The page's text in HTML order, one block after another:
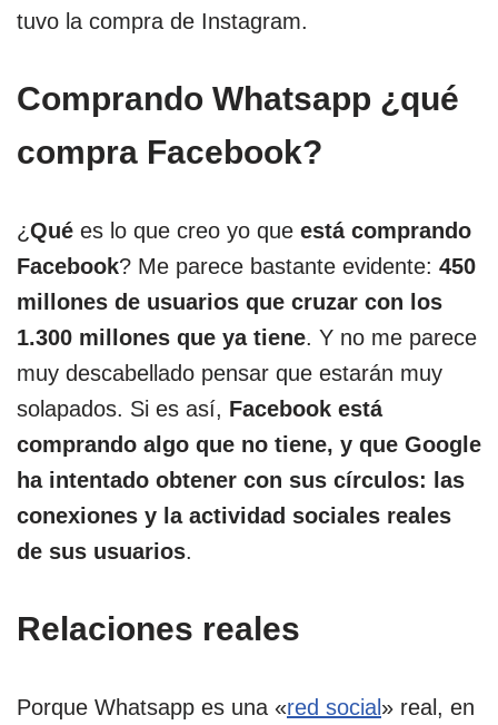
tuvo la compra de Instagram.
Comprando Whatsapp ¿qué
compra Facebook?
¿Qué es lo que creo yo que está comprando
Facebook? Me parece bastante evidente: 450
millones de usuarios que cruzar con los
1.300 millones que ya tiene. Y no me parece
muy descabellado pensar que estarán muy
solapados. Si es así, Facebook está
comprando algo que no tiene, y que Google
ha intentado obtener con sus círculos: las
conexiones y la actividad sociales reales
de sus usuarios.
Relaciones reales
Porque Whatsapp es una «red social » real, en